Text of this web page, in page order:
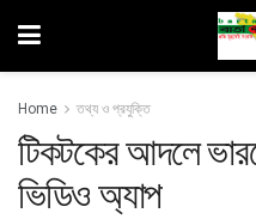
Home তথ্য ও প্রযুক্তি
টিকটকের আদলে
ভিডিও অ্যাপ